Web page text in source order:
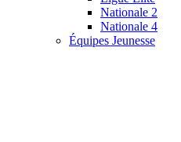
Nationale 2
Nationale 4
Équipes Jeunesse